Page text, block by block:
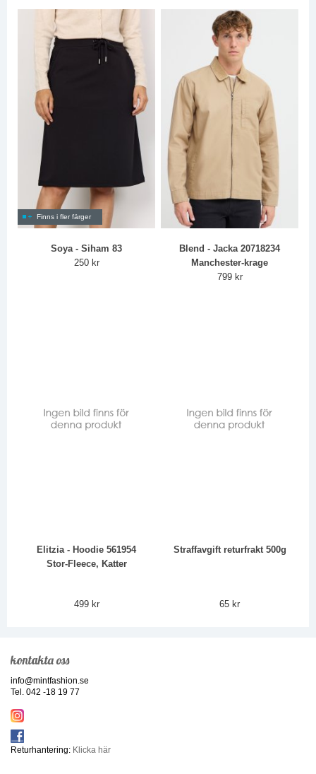
Finns i fler färger
Soya - Siham 83
250 kr
Blend - Jacka 20718234
Manchester-krage
799 kr
Elitzia - Hoodie 561954
Stor-Fleece, Katter
499 kr
Straffavgift returfrakt 500g
65 kr
kontakta oss
info@mintfashion.se
Tel. 042 -18 19 77
Returhantering: Klicka här